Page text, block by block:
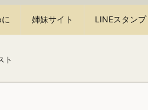
姉妹サイト LINEスタンプ
ト